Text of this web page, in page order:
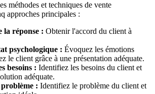
méthodes et techniques de vente
approches principales :
la réponse : Obtenir l'accord du client à
psychologique : Évoquez les émotions
le client grâce à une présentation adéquate.
besoins : Identifiez les besoins du client et
adéquate.
: Identifiez le problème du client et